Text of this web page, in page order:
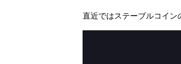
直近ではステーブルコイン